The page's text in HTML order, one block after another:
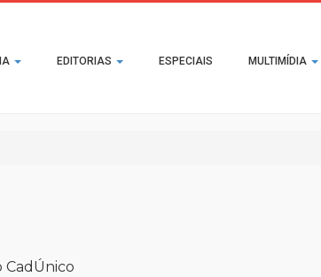
EDITORIAS ESPECIAIS MULTIMÍDIA
CadÚnico